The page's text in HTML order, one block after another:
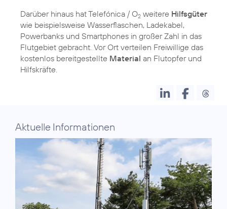
Darüber hinaus hat Telefónica / O2 weitere Hilfsgüter
wie beispielsweise Wasserflaschen, Ladekabel,
Powerbanks und Smartphones in großer Zahl in das
Flutgebiet gebracht. Vor Ort verteilen Freiwillige das
kostenlos bereitgestellte Material an Flutopfer und
Hilfskräfte.
Aktuelle Informationen